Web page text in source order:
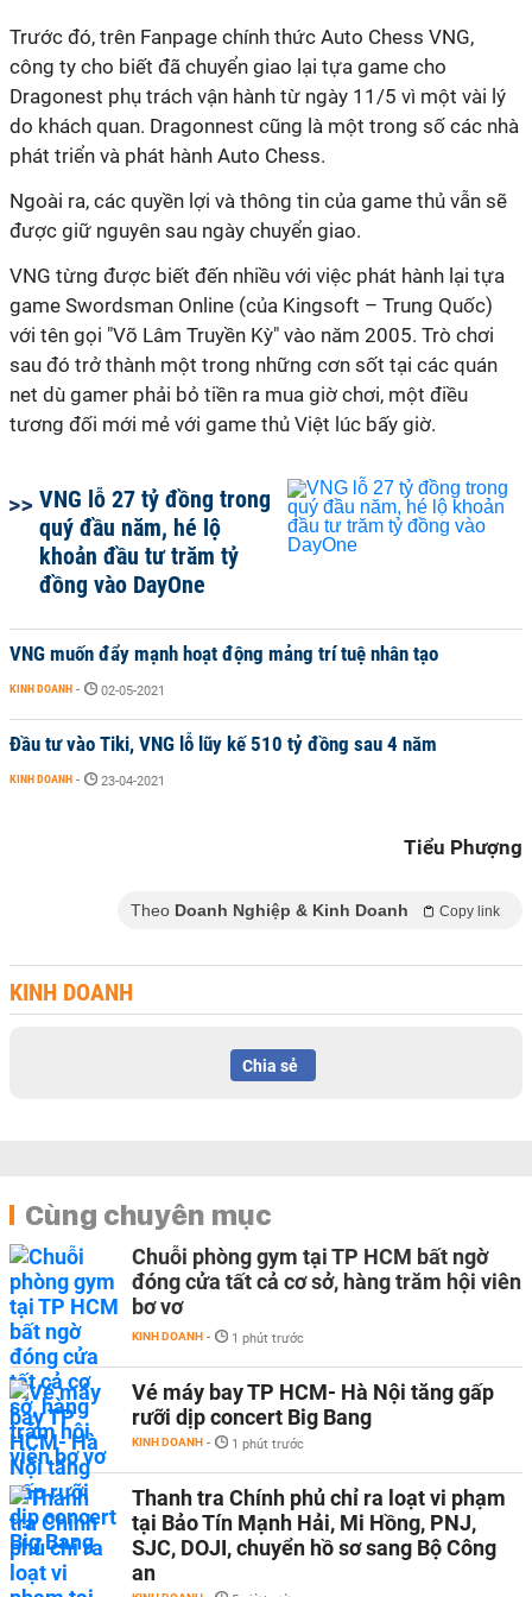
Trước đó, trên Fanpage chính thức Auto Chess VNG,
công ty cho biết đã chuyển giao lại tựa game cho
Dragonest phụ trách vận hành từ ngày 11/5 vì một vài lý
do khách quan. Dragonnest cũng là một trong số các nhà
phát triển và phát hành Auto Chess.
Ngoài ra, các quyền lợi và thông tin của game thủ vẫn sẽ
được giữ nguyên sau ngày chuyển giao.
VNG từng được biết đến nhiều với việc phát hành lại tựa
game Swordsman Online (của Kingsoft – Trung Quốc)
với tên gọi "Võ Lâm Truyền Kỳ" vào năm 2005. Trò chơi
sau đó trở thành một trong những cơn sốt tại các quán
net dù gamer phải bỏ tiền ra mua giờ chơi, một điều
tương đối mới mẻ với game thủ Việt lúc bấy giờ.
VNG lỗ 27 tỷ đồng trong
quý đầu năm, hé lộ
khoản đầu tư trăm tỷ
đồng vào DayOne
VNG muốn đẩy mạnh hoạt động mảng trí tuệ nhân tạo
KINH DOANH - 02-05-2021
Đầu tư vào Tiki, VNG lỗ lũy kế 510 tỷ đồng sau 4 năm
KINH DOANH - 23-04-2021
Tiểu Phượng
Theo Doanh Nghiệp & Kinh Doanh Copy link
KINH DOANH
Chia sẻ
Cùng chuyên mục
Chuỗi phòng gym tại TP HCM bất ngờ
đóng cửa tất cả cơ sở, hàng trăm hội viên
bơ vơ
KINH DOANH - 1 phút trước
Vé máy bay TP HCM- Hà Nội tăng gấp
rưỡi dịp concert Big Bang
KINH DOANH - 1 phút trước
Thanh tra Chính phủ chỉ ra loạt vi phạm
tại Bảo Tín Mạnh Hải, Mi Hồng, PNJ,
SJC, DOJI, chuyển hồ sơ sang Bộ Công
an